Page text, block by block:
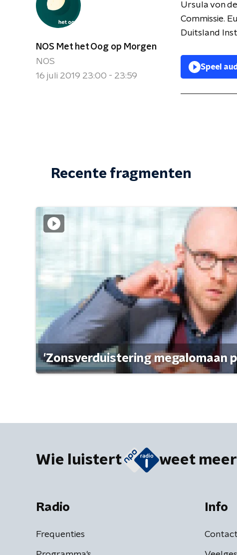
NOS Met het Oog op Morgen
NOS
16 juli 2019 23:00 - 23:59
Ursula von
Commissie.
Duitsland
Speel
Recente fragmenten
'Zonsverduistering megalomaan
Wie luistert weet meer
Radio
Frequenties
Info
Contact